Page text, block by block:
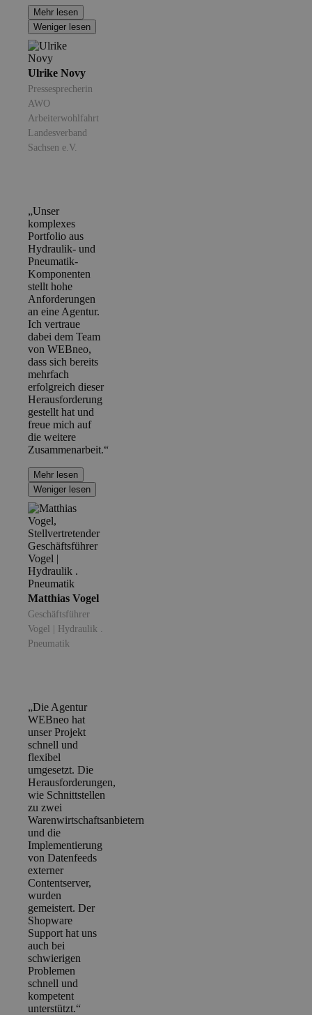
Mehr lesen
Weniger lesen
Ulrike Novy
Pressesprecherin
AWO
Arbeiterwohlfahrt
Landesverband
Sachsen e.V.
„Unser
komplexes
Portfolio aus
Hydraulik- und
Pneumatik-
Komponenten
stellt hohe
Anforderungen
an eine Agentur.
Ich vertraue
dabei dem Team
von WEBneo,
dass sich bereits
mehrfach
erfolgreich dieser
Herausforderung
gestellt hat und
freue mich auf
die weitere
Zusammenarbeit.“
Mehr lesen
Weniger lesen
Matthias Vogel
Geschäftsführer
Vogel | Hydraulik .
Pneumatik
„Die Agentur
WEBneo hat
unser Projekt
schnell und
flexibel
umgesetzt. Die
Herausforderungen,
wie Schnittstellen
zu zwei
Warenwirtschaftsanbietern
und die
Implementierung
von Datenfeeds
externer
Contentserver,
wurden
gemeistert. Der
Shopware
Support hat uns
auch bei
schwierigen
Problemen
schnell und
kompetent
unterstützt.“